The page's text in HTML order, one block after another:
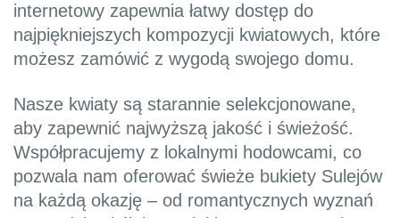
internetowy zapewnia łatwy dostęp do
najpiękniejszych kompozycji kwiatowych, które
możesz zamówić z wygodą swojego domu.
Nasze kwiaty są starannie selekcjonowane,
aby zapewnić najwyższą jakość i świeżość.
Współpracujemy z lokalnymi hodowcami, co
pozwala nam oferować świeże bukiety Sulejów
na każdą okazję – od romantycznych wyznań